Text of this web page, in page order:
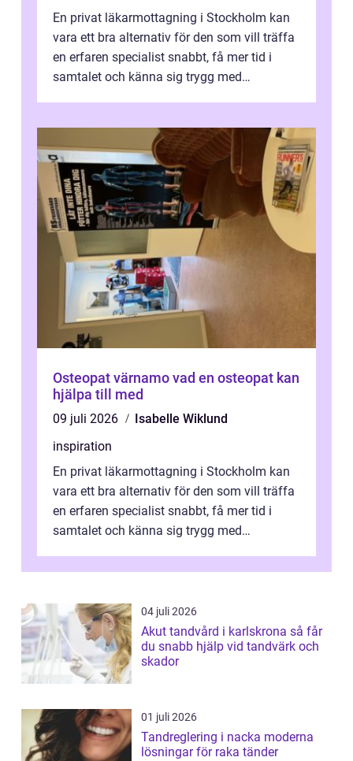
En privat läkarmottagning i Stockholm kan
vara ett bra alternativ för den som vill träffa
en erfaren specialist snabbt, få mer tid i
samtalet och känna sig trygg med
Osteopat värnamo vad en osteopat kan
hjälpa till med
09 juli 2026
Isabelle Wiklund
inspiration
En privat läkarmottagning i Stockholm kan
vara ett bra alternativ för den som vill träffa
en erfaren specialist snabbt, få mer tid i
samtalet och känna sig trygg med
04 juli 2026
Akut tandvård i karlskrona så får
du snabb hjälp vid tandvärk och
skador
01 juli 2026
Tandreglering i nacka moderna
lösningar för raka tänder